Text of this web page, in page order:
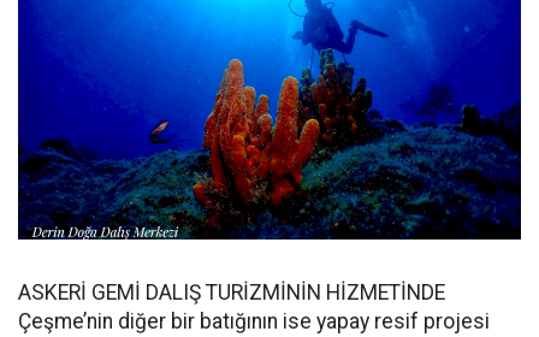
ASKERİ GEMİ DALIŞ TURİZMİNİN HİZMETİNDE
Çeşme’nin diğer bir batığının ise yapay resif projesi